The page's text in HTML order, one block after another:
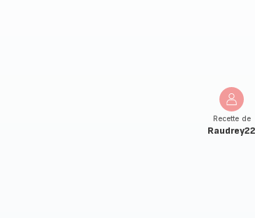
Recette de
Raudrey22